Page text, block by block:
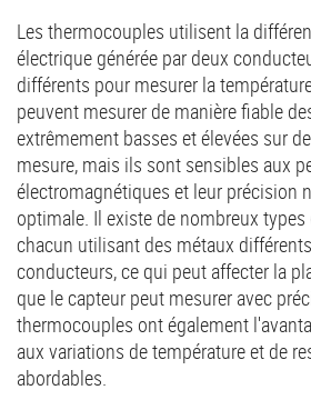
Les thermocouples utilisent la
électrique générée par deux
différents pour mesurer la
peuvent mesurer de manière fiable
extrêmement basses et élevées sur
mesure, mais ils sont sensibles aux
électromagnétiques et leur précision
optimale. Il existe de nombreux
chacun utilisant des métaux
conducteurs, ce qui peut affecter la
que le capteur peut mesurer avec
thermocouples ont également
aux variations de température et de
abordables.